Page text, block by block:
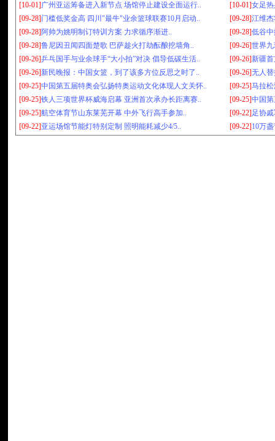
[10-01]广州亚运筹备进入新节点 场馆停止建设全面运行.. [10-01]女足
[09-28]门槛低奖金高 四川"最牛"业余篮球联赛10月启动.. [09-28]江维杰
[09-28]阿帅为姚明制订特训方案 力求循序渐进.. [09-28]低谷中
[09-28]鲁尼因丑闻四面楚歌 巴萨趁火打劫酝酿挖墙角.. [09-26]世界
[09-26]乒乓国手与业余球手“大小拍”对决 倡导低碳生活.. [09-26]新疆
[09-26]新民晚报：中国女篮，到了该多方位反思之时了.. [09-26]无人
[09-25]中国第五届特奥会弘扬特奥运动文化体现人文关怀.. [09-25]马拉
[09-25]铁人三项世界杯威海启幕 亚洲首次承办长距离赛.. [09-25]中国第
[09-25]航空体育节山东莱芜开幕 中外飞行高手参加.. [09-22]足协
[09-22]亚运场馆节能灯特别定制 照明能耗减少4/5.. [09-22]10万